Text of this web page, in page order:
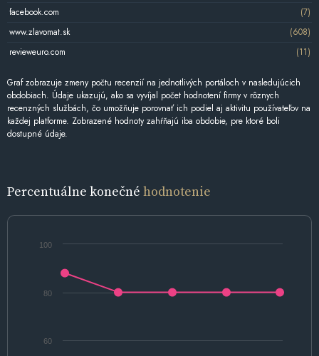
facebook.com
(7)
www.zlavomat.sk
(608)
revieweuro.com
(11)
Graf zobrazuje zmeny počtu recenzií na jednotlivých portáloch v nasledujúcich
obdobiach. Údaje ukazujú, ako sa vyvíjal počet hodnotení firmy v rôznych
recenzných službách, čo umožňuje porovnať ich podiel aj aktivitu používateľov na
každej platforme. Zobrazené hodnoty zahŕňajú iba obdobie, pre ktoré boli
dostupné údaje.
Percentuálne konečné hodnotenie
60
80
100